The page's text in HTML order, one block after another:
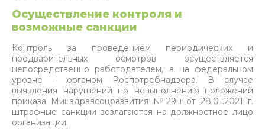
Осуществление контроля и
возможные санкции
Контроль за проведением периодических и
предварительных осмотров осуществляется
непосредственно работодателем, а на федеральном
уровне – органом Роспотребнадзора. В случае
выявления нарушений по невыполнению положений
приказа Минздравсоцразвития №29н от 28.01.2021 г.
штрафные санкции возлагаются на должностное лицо
организации.